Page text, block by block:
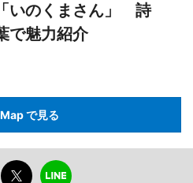
いのくまさん」 詩
で魅力紹介
で見る